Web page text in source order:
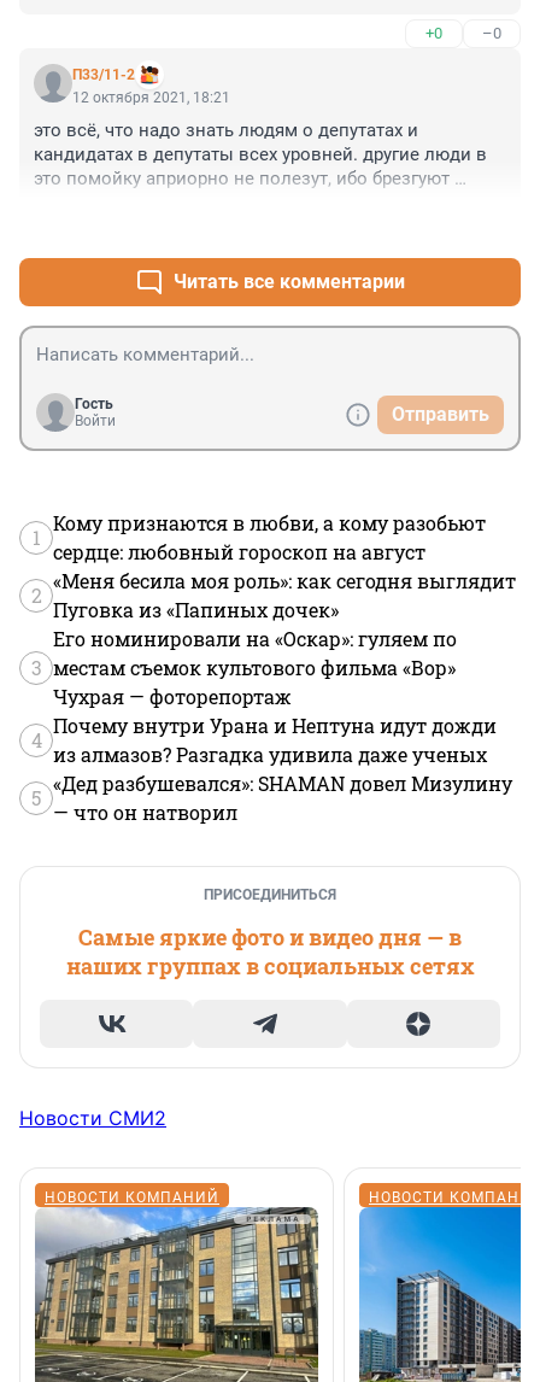
+0 –0
П33/11-2
12 октября 2021, 18:21
это всё, что надо знать людям о депутатах и
кандидатах в депутаты всех уровней. другие люди в
это помойку априорно не полезут, ибо брезгуют
Читать все комментарии
Гость
Войти
Отправить
1
Кому признаются в любви, а кому разобьют
сердце: любовный гороскоп на август
2
«Меня бесила моя роль»: как сегодня выглядит
Пуговка из «Папиных дочек»
3
Его номинировали на «Оскар»: гуляем по
местам съемок культового фильма «Вор»
Чухрая — фоторепортаж
4
Почему внутри Урана и Нептуна идут дожди
из алмазов? Разгадка удивила даже ученых
5
«Дед разбушевался»: SHAMAN довел Мизулину
— что он натворил
ПРИСОЕДИНИТЬСЯ
Самые яркие фото и видео дня — в
наших группах в социальных сетях
Новости СМИ2
НОВОСТИ КОМПАНИЙ НОВОСТИ